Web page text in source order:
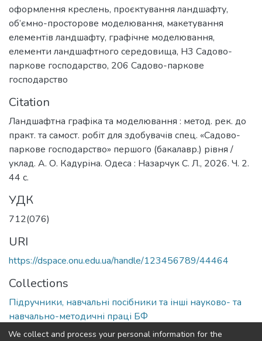
оформлення креслень, проєктування ландшафту,
об’ємно-просторове моделювання, макетування
елементів ландшафту, графічне моделювання,
елементи ландшафтного середовища, H3 Садово-
паркове господарство, 206 Садово-паркове
господарство
Citation
Ландшафтна графіка та моделювання : метод. рек. до
практ. та самост. робіт для здобувачів спец. «Садово-
паркове господарство» першого (бакалавр.) рівня /
уклад. А. О. Кадуріна. Одеса : Назарчук С. Л., 2026. Ч. 2.
44 с.
УДК
712(076)
URI
https://dspace.onu.edu.ua/handle/123456789/44464
Collections
Підручники, навчальні посібники та інші науково- та
навчально-методичні праці БФ
We collect and process your personal information for the